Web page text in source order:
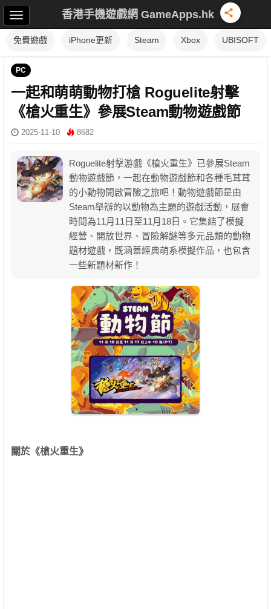
香港手機遊戲網 GameApps.hk
免費遊戲 iPhone更新 Steam Xbox UBISOFT
PC
一起和萌萌動物打槍 Roguelite射擊
《槍火重生》參展Steam動物遊戲節
2025-11-10 8682
Roguelite射擊游戲《槍火重生》已參展Steam
動物遊戲節，一起在動物遊戲節和各種毛茸茸
的小動物開啟冒險之旅吧！動物遊戲節是由
Steam舉辦的以動物為主題的遊戲活動，展會
時間為11月11日至11月18日。它集結了模擬
經營、開放世界、冒險解謎等多元品類的動物
題材遊戲，既涵蓋經典萌系模擬作品，也包含
一些新題材新作！
關於《槍火重生》